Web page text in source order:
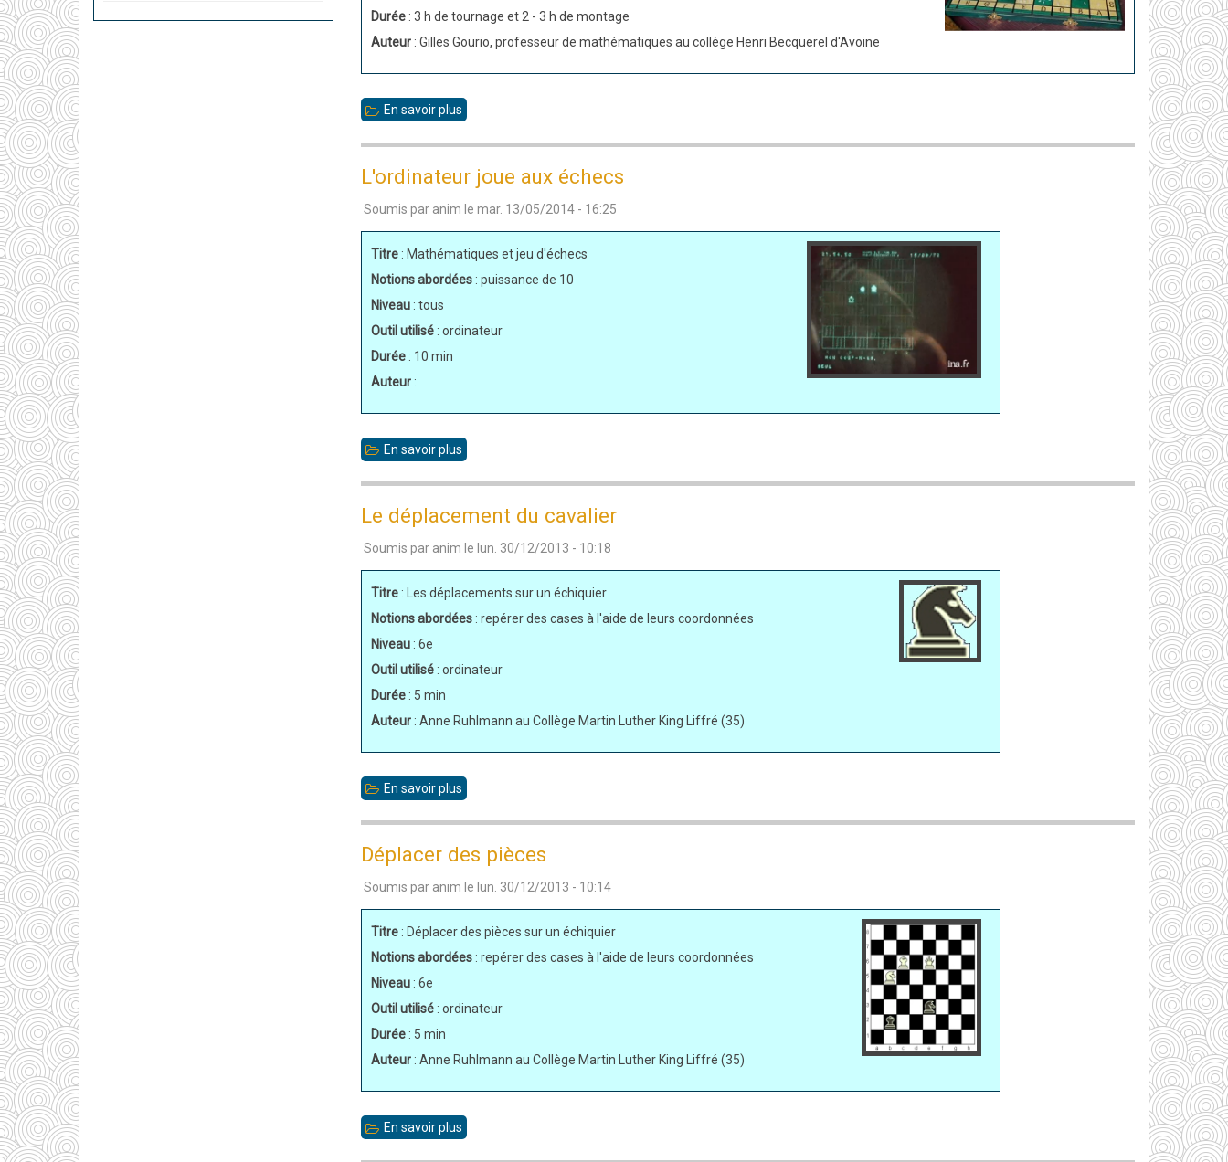
Durée: 3 h de tournage et 2 - 3 h de montage
Auteur: Gilles Gourio, professeur de mathématiques au collège Henri Becquerel d'Avoine
En savoir plus
de
Sessa
L'ordinateur joue aux échecs
Soumis par anim le mar. 13/05/2014 - 16:25
Titre : Mathématiques et jeu d'échecs
Notions abordées: puissance de 10
Niveau : tous
Outil utilisé: ordinateur
Durée: 10 min
Auteur:
En savoir plus
aux
échecs
Le déplacement du cavalier
Soumis par anim le lun. 30/12/2013 - 10:18
Titre : Les déplacements sur un échiquier
Notions abordées: repérer des cases à l'aide de leurs coordonnées
Niveau : 6e
Outil utilisé: ordinateur
Durée: 5 min
Auteur: Anne Ruhlmann au Collège Martin Luther King Liffré (35)
En savoir plus
du
cavalier
Déplacer des pièces
Soumis par anim le lun. 30/12/2013 - 10:14
Titre : Déplacer des pièces sur un échiquier
Notions abordées: repérer des cases à l'aide de leurs coordonnées
Niveau : 6e
Outil utilisé: ordinateur
Durée: 5 min
Auteur: Anne Ruhlmann au Collège Martin Luther King Liffré (35)
En savoir plus